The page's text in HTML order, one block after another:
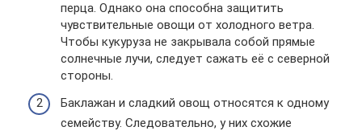
перца. Однако она способна защитить
чувствительные овощи от холодного ветра.
Чтобы кукуруза не закрывала собой прямые
солнечные лучи, следует сажать её с северной
стороны.
Баклажан и сладкий овощ относятся к одному
семейству. Следовательно, у них схожие